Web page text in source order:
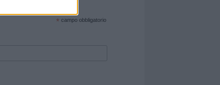
sul sito web!
* campo obbligatorio